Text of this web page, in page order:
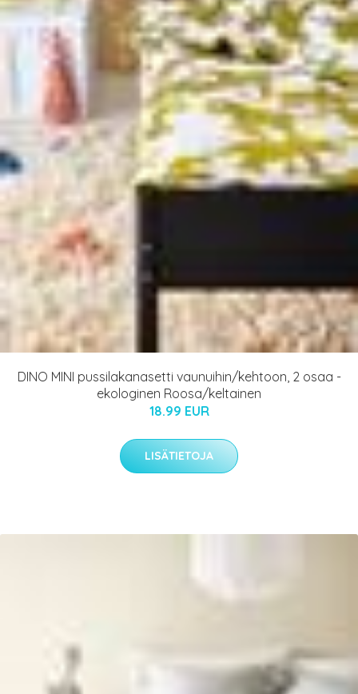
DINO MINI pussilakanasetti vaunuihin/kehtoon, 2 osaa -
ekologinen Roosa/keltainen
18.99 EUR
LISÄTIETOJA